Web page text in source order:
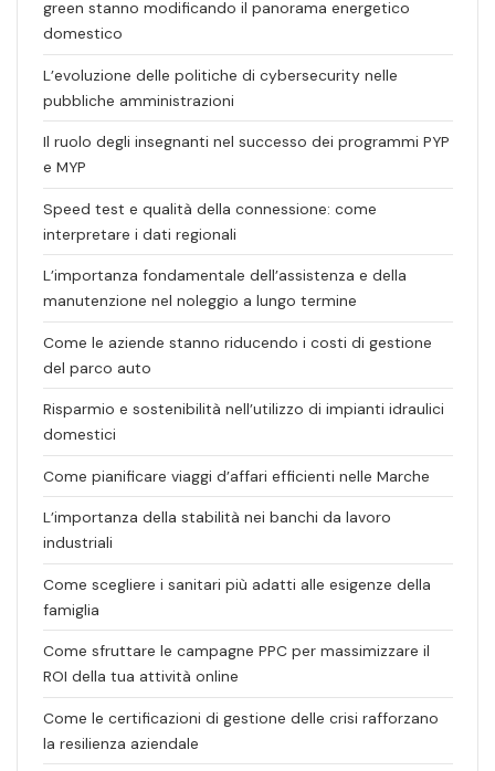
green stanno modificando il panorama energetico
domestico
L’evoluzione delle politiche di cybersecurity nelle
pubbliche amministrazioni
Il ruolo degli insegnanti nel successo dei programmi PYP
e MYP
Speed test e qualità della connessione: come
interpretare i dati regionali
L’importanza fondamentale dell’assistenza e della
manutenzione nel noleggio a lungo termine
Come le aziende stanno riducendo i costi di gestione
del parco auto
Risparmio e sostenibilità nell’utilizzo di impianti idraulici
domestici
Come pianificare viaggi d’affari efficienti nelle Marche
L’importanza della stabilità nei banchi da lavoro
industriali
Come scegliere i sanitari più adatti alle esigenze della
famiglia
Come sfruttare le campagne PPC per massimizzare il
ROI della tua attività online
Come le certificazioni di gestione delle crisi rafforzano
la resilienza aziendale